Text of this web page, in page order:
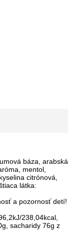
báza, arabská
mentol,
citrónová,
látka:
a pozornosť detí!
238,04kcal,
sacharidy 76g z